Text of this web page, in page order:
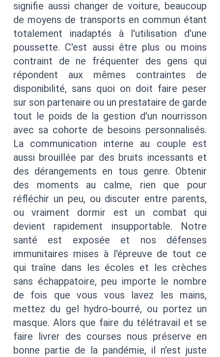
signifie aussi changer de voiture, beaucoup
de moyens de transports en commun étant
totalement inadaptés à l'utilisation d'une
poussette. C'est aussi être plus ou moins
contraint de ne fréquenter des gens qui
répondent aux mêmes contraintes de
disponibilité, sans quoi on doit faire peser
sur son partenaire ou un prestataire de garde
tout le poids de la gestion d'un nourrisson
avec sa cohorte de besoins personnalisés.
La communication interne au couple est
aussi brouillée par des bruits incessants et
des dérangements en tous genre. Obtenir
des moments au calme, rien que pour
réfléchir un peu, ou discuter entre parents,
ou vraiment dormir est un combat qui
devient rapidement insupportable. Notre
santé est exposée et nos défenses
immunitaires mises à l'épreuve de tout ce
qui traîne dans les écoles et les crèches
sans échappatoire, peu importe le nombre
de fois que vous vous lavez les mains,
mettez du gel hydro-bourré, ou portez un
masque. Alors que faire du télétravail et se
faire livrer des courses nous préserve en
bonne partie de la pandémie, il n'est juste